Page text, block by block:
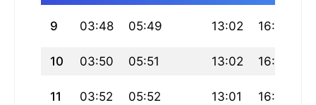
9 03:48 05:49 13:02 16:59
10 03:50 05:51 13:02 16:59
11 03:52 05:52 13:01 16:58